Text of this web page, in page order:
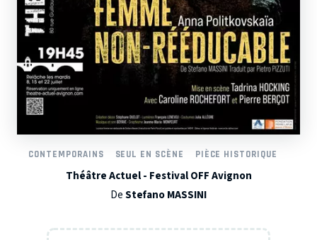
CONTEMPORAINS SEUL EN SCÈNE PIÈCE HISTORIQUE
Théâtre Actuel - Festival OFF Avignon
DeStefano MASSINI